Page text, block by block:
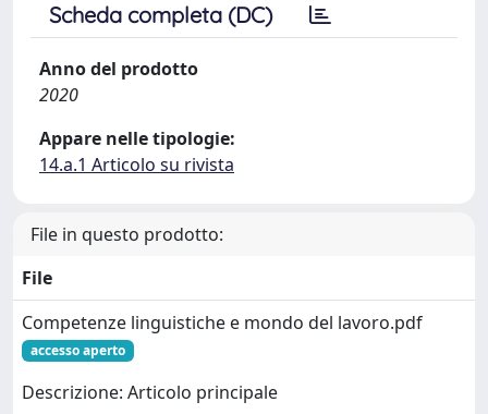
Scheda completa (DC)
Anno del prodotto
2020
Appare nelle tipologie:
14.a.1 Articolo su rivista
File in questo prodotto:
File
Competenze linguistiche e mondo del lavoro.pdf
accesso aperto
Descrizione: Articolo principale